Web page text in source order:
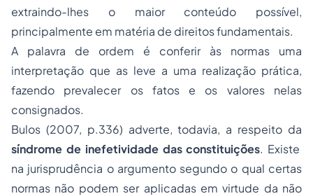
extraindo-lhes o maior conteúdo possível,
principalmente em matéria de direitos fundamentais.
A palavra de ordem é conferir às normas uma
interpretação que as leve a uma realização prática,
fazendo prevalecer os fatos e os valores nelas
consignados.
Bulos (2007, p.336) adverte, todavia, a respeito da
síndrome de inefetividade das constituições. Existe
na jurisprudência o argumento segundo o qual certas
normas não podem ser aplicadas em virtude da não